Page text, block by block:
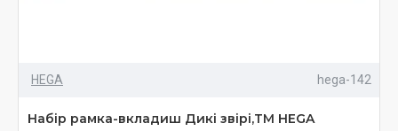
HEGA hega-142
Набір рамка-вкладиш Дикі звірі,ТМ HEGA